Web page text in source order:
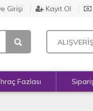
Girişi Kayıt Ol
Fazlası